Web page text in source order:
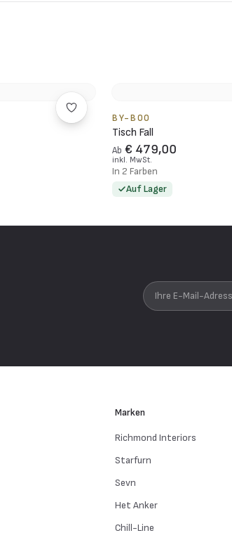
BY-BOO
Tisch Fall
Ab € 479,00
inkl. MwSt.
In 2 Farben
Auf Lager
Ihre E-Mail-Adresse
Marken
Richmond Interiors
Starfurn
Sevn
Het Anker
Chill-Line